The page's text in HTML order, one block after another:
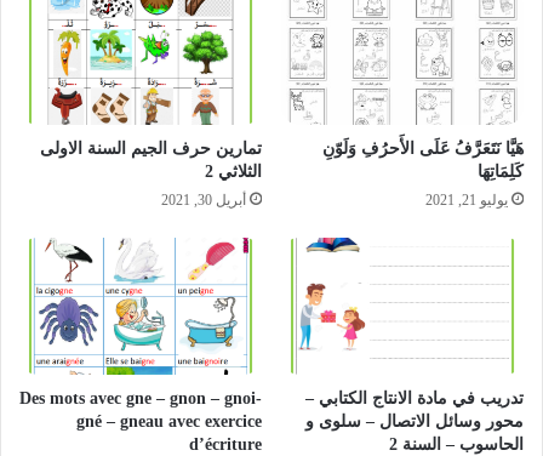
هَيَّا نَتَعَرَّفُ عَلَى الأَحرُفِ وَلَوّنِ
كَلِمَاتِهَا
يوليو 21, 2021
تمارين حرف الجيم السنة الاولى
الثلاثي 2
أبريل 30, 2021
تدريب في مادة الانتاج الكتابي –
محور وسائل الاتصال – سلوى و
الحاسوب – السنة 2
Des mots avec gne – gnon – gnoi-
gné – gneau avec exercice
d’écriture